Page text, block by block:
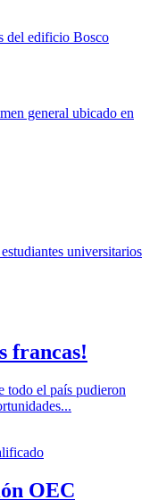
general ubicado en
universitarios
francas!
todo el país pudieron
OEC